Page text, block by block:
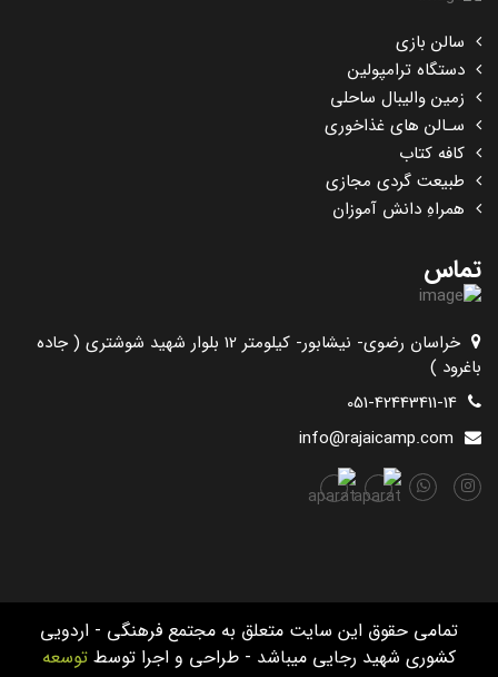
سالن بازی
دستگاه ترامپولین
زمین والیبال ساحلی
سـالن های غذاخوری
کافه کتاب
طبیعت گردی مجازی
همراهِ دانش آموزان
تماس
خراسان رضوی- نیشابور- کیلومتر 12 بلوار شهید شوشتری ( جاده
باغرود )
051-42443411-14
تمامی حقوق این سایت متعلق به مجتمع فرهنگی - اردویی
کشوری شهید رجایی میباشد - طراحی و اجرا توسط توسعه